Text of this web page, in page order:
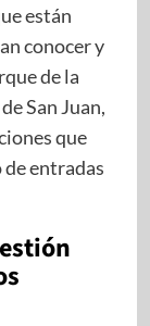
están
conocer y
de la
San Juan,
que
de entradas